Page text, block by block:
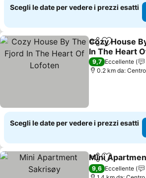
Scegli le date per vedere i prezzi esatti
CondividiAggiungi
Cozy House
In The Heart
9,7 Eccellente
0.2 km da: Centro
Scegli le date per vedere i prezzi esatti
CondividiAggiungi
Mini
9,6 Eccellente